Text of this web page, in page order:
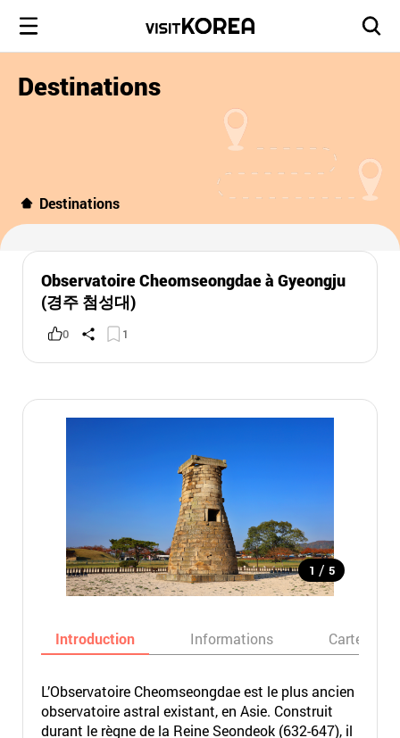
Destinations
Destinations
Observatoire Cheomseongdae à Gyeongju
(경주 첨성대)
0 1
1 / 5
Introduction Informations Carte
L’Observatoire Cheomseongdae est le plus ancien
observatoire astral existant, en Asie. Construit
durant le règne de la Reine Seondeok (632-647), il